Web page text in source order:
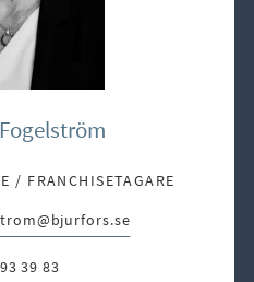
/ FRANCHISETAGARE
39 83